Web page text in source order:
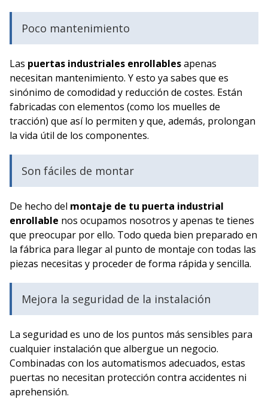
Poco mantenimiento
Las puertas industriales enrollablesapenas
necesitan mantenimiento. Y esto ya sabes que es
sinónimo de comodidad y reducción de costes. Están
fabricadas con elementos (como los muelles de
tracción) que así lo permiten y que, además, prolongan
la vida útil de los componentes.
Son fáciles de montar
De hecho del montaje de tu puerta industrial
enrollable nos ocupamos nosotros y apenas te tienes
que preocupar por ello. Todo queda bien preparado en
la fábrica para llegar al punto de montaje con todas las
piezas necesitas y proceder de forma rápida y sencilla.
Mejora la seguridad de la instalación
La seguridad es uno de los puntos más sensibles para
cualquier instalación que albergue un negocio.
Combinadas con los automatismos adecuados, estas
puertas no necesitan protección contra accidentes ni
aprehensión.